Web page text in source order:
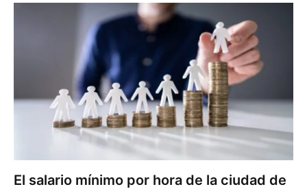
El salario mínimo por hora de la ciudad de